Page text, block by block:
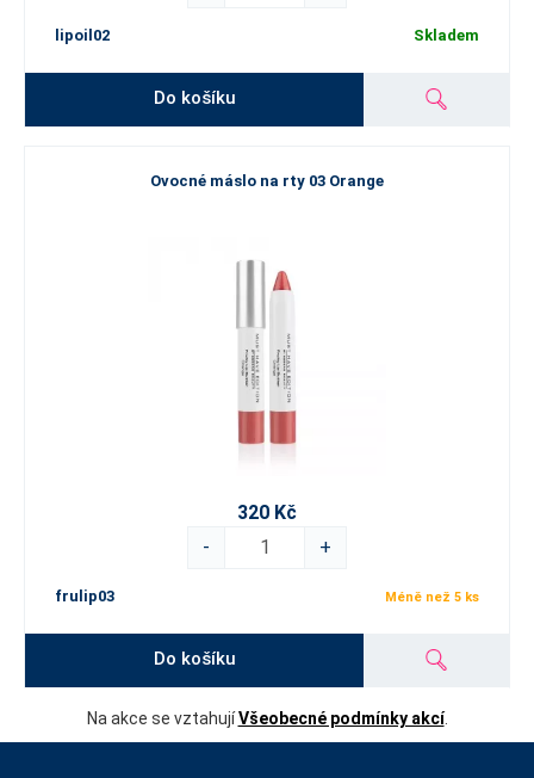
lipoil02 Skladem
Do košíku
Ovocné máslo na rty 03 Orange
320 Kč
-
+
frulip03 Méně než 5 ks
Do košíku
Na akce se vztahujíVšeobecné podmínky akcí.